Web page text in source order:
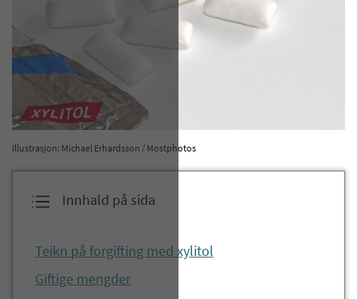
Illustrasjon: Michael Erhardsson / Mostphotos
Innhald på sida
Teikn på forgifting med xylitol
Giftige mengder